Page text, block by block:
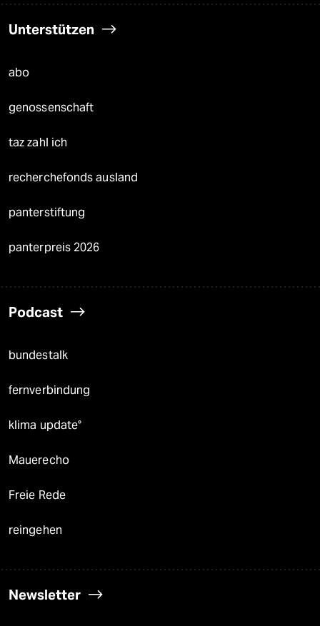
Unterstützen
abo
genossenschaft
taz zahl ich
recherchefonds ausland
panterstiftung
panterpreis 2026
Podcast
bundestalk
fernverbindung
klima update°
Mauerecho
Freie Rede
reingehen
Newsletter